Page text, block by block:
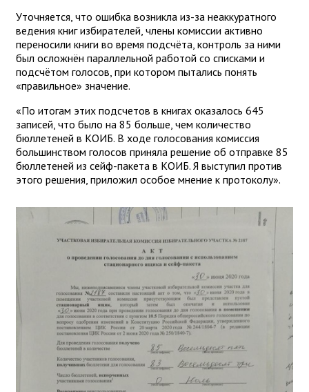
Уточняется, что ошибка возникла из-за неаккуратного
ведения книг избирателей, члены комиссии активно
переносили книги во время подсчёта, контроль за ними
был осложнён параллельной работой со списками и
подсчётом голосов, при котором пытались понять
«правильное» значение.
«По итогам этих подсчетов в книгах оказалось 645
записей, что было на 85 больше, чем количество
бюллетеней в КОИБ. В ходе голосования комиссия
большинством голосов приняла решение об отправке 85
бюллетеней из сейф-пакета в КОИБ. Я выступил против
этого решения, приложил особое мнение к протоколу».